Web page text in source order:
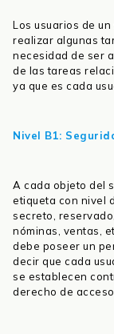
Los usuarios de
realizar algunas
necesidad de ser
de las tareas
ya que es cada
Nivel B1:
A cada objeto del
etiqueta con nivel
secreto,
nóminas, ventas,
debe poseer un
decir que cada
se establecen
derecho de